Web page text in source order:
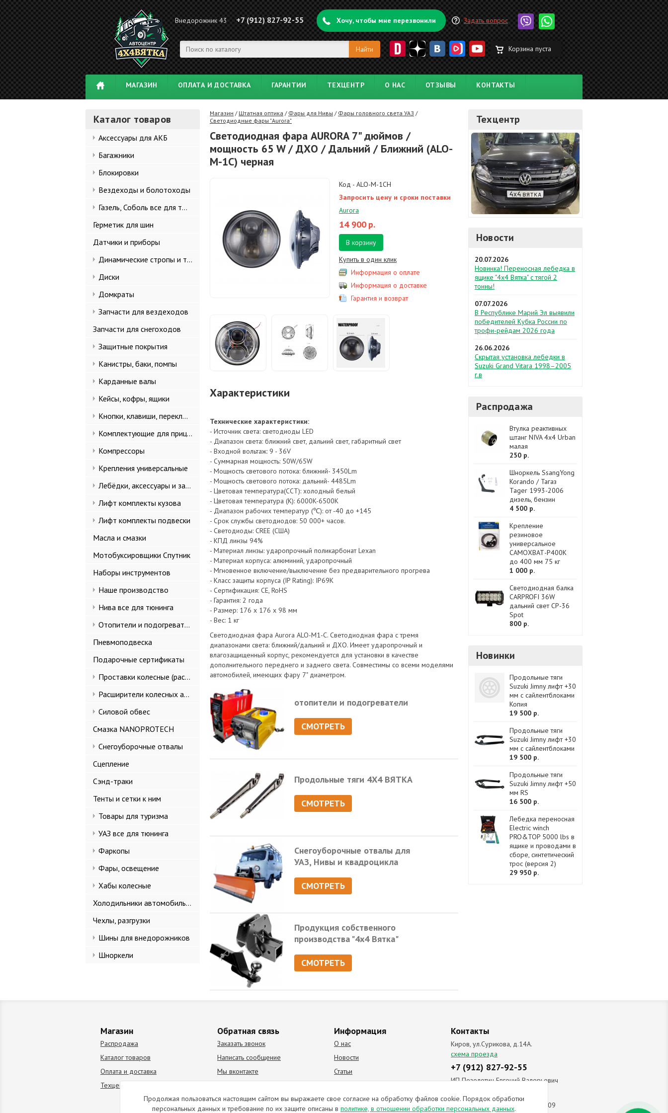
Внедорожник 43 +7 (912) 827-92-55 Хочу, чтобы мне перезвонили Задать вопрос
Корзина пуста
МАГАЗИН ОПЛАТА И ДОСТАВКА ГАРАНТИИ ТЕХЦЕНТР О НАС ОТЗЫВЫ КОНТАКТЫ
Каталог товаров
Аксессуары для АКБ
Багажники
Блокировки
Вездеходы и болотоходы
Газель, Соболь все для тюнинга
Герметик для шин
Датчики и приборы
Динамические стропы и такелаж
Диски
Домкраты
Запчасти для вездеходов
Запчасти для снегоходов
Защитные покрытия
Канистры, баки, помпы
Карданные валы
Кейсы, кофры, ящики
Кнопки, клавиши, переключатели
Комплектующие для прицепов
Компрессоры
Крепления универсальные
Лебёдки, аксессуары и запчасти
Лифт комплекты кузова
Лифт комплекты подвески
Масла и смазки
Мотобуксировщики Спутник
Наборы инструментов
Наше производство
Нива все для тюнинга
Отопители и подогреватели
Пневмоподвеска
Подарочные сертификаты
Проставки колесные (расширители колеи)
Расширители колесных арок и брызговики
Силовой обвес
Смазка NANOPROTECH
Снегоуборочные отвалы
Сцепление
Сэнд-траки
Тенты и сетки к ним
Товары для туризма
УАЗ все для тюнинга
Фаркопы
Фары, освещение
Хабы колесные
Холодильники автомобильные
Чехлы, разгрузки
Шины для внедорожников
Шноркели
Магазин / Штатная оптика / Фары для Нивы / Фары головного света УАЗ /
Светодиодные фары "Aurora"
Светодиодная фара AURORA 7" дюймов /
мощность 65 W / ДХО / Дальний / Ближний (ALO-
M-1C) черная
Код - ALO-M-1CH
Запросить цену и сроки поставки
Aurora
14 900 р.
В корзину
Купить в один клик
Информация о оплате
Информация о доставке
Гарантия и возврат
Характеристики
Технические характеристики:
- Источник света: светодиоды LED
- Диапазон света: ближний свет, дальний свет, габаритный свет
- Входной вольтаж: 9 - 36V
- Суммарная мощность: 50W/65W
- Мощность светового потока: ближний- 3450Lm
- Мощность светового потока: дальний- 4485Lm
- Цветовая температура(CCT): холодный белый
- Цветовая температура (К): 6000K-6500K
- Диапазон рабочих температур (℃): от -40 до +145
- Срок службы светодиодов: 50 000+ часов.
- Светодиоды: CREE (США)
- КПД линзы 94%
- Материал линзы: ударопрочный поликарбонат Lexan
- Материал корпуса: алюминий, ударопрочный
- Мгновенное включение/выключение без предварительного прогрева
- Класс защиты корпуса (IP Rating): IP69K
- Сертификация: CE, RoHS
- Гарантия: 2 года
- Размер: 176 х 176 х 98 мм
- Вес: 1 кг
Светодиодная фара Aurora ALO-M1-С. Светодиодная фара с тремя
диапазонами света: ближний/дальний и ДХО. Имеет ударопрочный и
влагозащищенный корпус, рекомендуется для установки в качестве
дополнительного переднего и заднего света. Совместимы со всеми моделями
автомобилей, имеющих фару 7" диаметром.
отопители и подогреватели
СМОТРЕТЬ
Продольные тяги 4Х4 ВЯТКА
СМОТРЕТЬ
Снегоуборочные отвалы для
УАЗ, Нивы и квадроцикла
СМОТРЕТЬ
Продукция собственного
производства "4х4 Вятка"
СМОТРЕТЬ
Техцентр
Новости
20.07.2026
Новинка! Переносная лебедка в
ящике "4х4 Вятка" с тягой 2
тонны!
07.07.2026
В Республике Марий Эл выявили
победителей Кубка России по
трофи-рейдам 2026 года
26.06.2026
Скрытая установка лебедки в
Suzuki Grand Vitara 1998–2005
г.в
Распродажа
Втулка реактивных
штанг NIVA 4x4 Urban
малая
250 р.
Шноркель SsangYong
Korando / Тагаз
Tager 1993-2006
дизель, бензин
4 500 р.
Крепление
резиновое
универсальное
САМОХВАТ-Р400K
до 400 мм 75 кг
1 000 р.
Светодиодная балка
CARPROFI 36W
дальний свет CP-36
Spot
800 р.
Новинки
Продольные тяги
Suzuki Jimny лифт +30
мм с сайлентблоками
Копия
19 500 р.
Продольные тяги
Suzuki Jimny лифт +30
мм с сайлентблоками
19 500 р.
Продольные тяги
Suzuki Jimny лифт +50
мм RS
16 500 р.
Лебедка переносная
Electric winch
PRO&TOP 5000 lbs в
ящике и проводами в
сборе, синтетический
трос (версия 2)
29 950 р.
Магазин
Распродажа
Каталог товаров
Оплата и доставка
Техцентр
Обратная связь
Заказать звонок
Написать сообщение
Мы вконтакте
Информация
О нас
Новости
Статьи
Контакты
Киров, ул.Сурикова, д.14А.
схема проезда
+7 (912) 827-92-55
ИП Позолотин Евгений Валерьевич
ИНН 434537218055 / ОГРН ИП
309434505600123 от 25.02.2009
Продолжая пользоваться настоящим сайтом вы выражаете свое согласие на обработку файлов cookie. Порядок обработки
персональных данных и требование по их защите описаны в политике, в отношении обработки персональных данных.